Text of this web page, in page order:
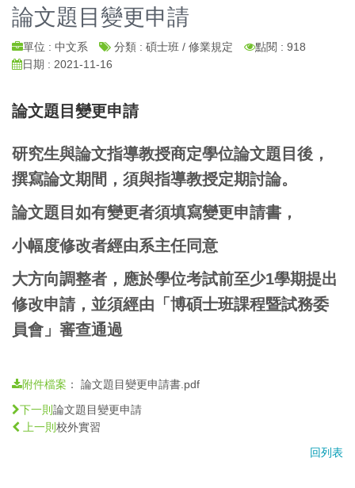
論文題目變更申請
單位 : 中文系 分類 : 碩士班 / 修業規定
點閱 : 918
日期 : 2021-11-16
論文題目變更申請
研究生與論文指導教授商定學位論文題目後，
撰寫論文期間，須與指導教授定期討論。
論文題目如有變更者須填寫變更申請書，
小幅度修改者經由系主任同意
大方向調整者，應於學位考試前至少1學期提出
修改申請，並須經由「博碩士班課程暨試務委
員會」審查通過
附件檔案 ： 論文題目變更申請書.pdf
下一則 論文題目變更申請
上一則 校外實習
回列表